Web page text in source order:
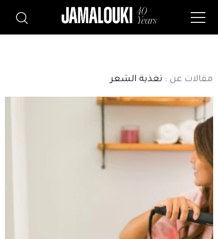
مقالات عن : تغذية الشعر